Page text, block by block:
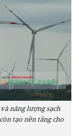
năng lượng sạch
tạo nền tảng cho